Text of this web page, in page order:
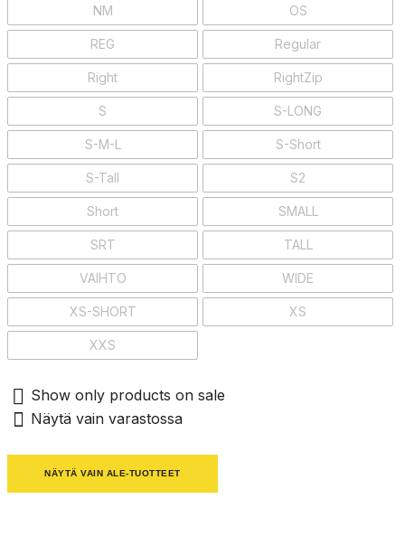
NM OS
REG Regular
Right RightZip
S S-LONG
S-M-L S-Short
S-Tall S2
Short SMALL
SRT TALL
VAIHTO WIDE
XS-SHORT XS
XXS
Show only products on sale
Näytä vain varastossa
NÄYTÄ VAIN ALE-TUOTTEET